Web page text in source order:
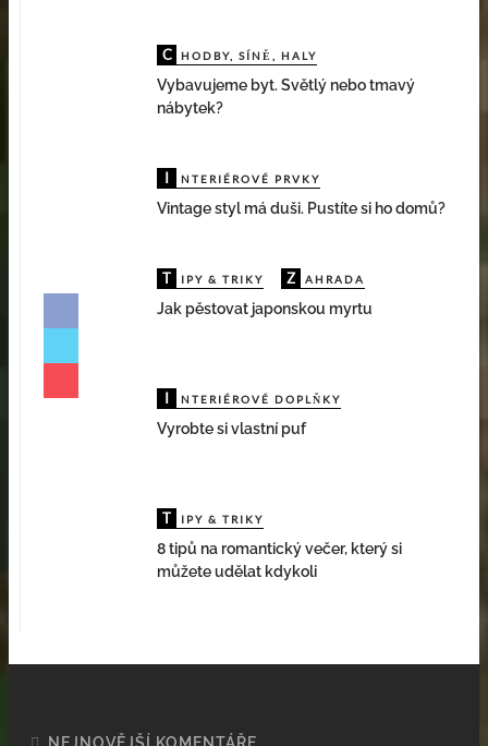
C HODBY, SÍNĚ, HALY
Vybavujeme byt. Světlý nebo tmavý
nábytek?
I NTERIÉROVÉ PRVKY
Vintage styl má duši. Pustíte si ho domů?
T IPY & TRIKY Z AHRADA
Jak pěstovat japonskou myrtu
I NTERIÉROVÉ DOPLŇKY
Vyrobte si vlastní puf
T IPY & TRIKY
8 tipů na romantický večer, který si
můžete udělat kdykoli